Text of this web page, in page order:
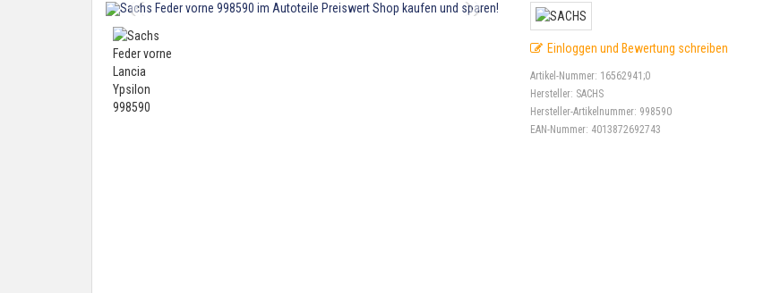
Einloggen und Bewertung schreiben
Artikel-Nummer: 16562941;0
Hersteller: SACHS
Hersteller-Artikelnummer: 998590
EAN-Nummer: 4013872692743